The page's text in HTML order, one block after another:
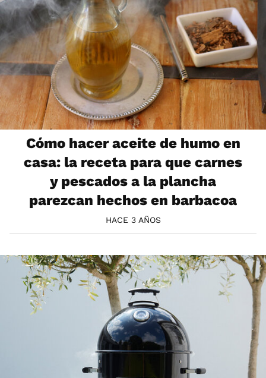
Cómo hacer aceite de humo en
casa: la receta para que carnes
y pescados a la plancha
parezcan hechos en barbacoa
HACE 3 AÑOS